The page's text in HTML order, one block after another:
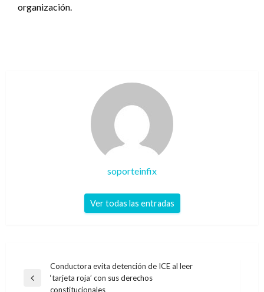
organización.
soporteinfix
Ver todas las entradas
Navegación
de
Entrada
Conductora evita detención de ICE al leer
‘tarjeta roja’ con sus derechos
constitucionales